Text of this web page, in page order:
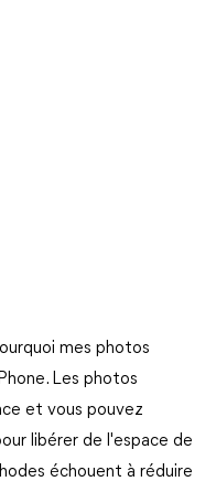
mes photos
Les photos
et vous pouvez
libérer de l'espace de
échouent à réduire